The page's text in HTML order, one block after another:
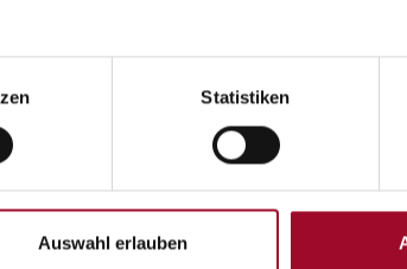
Statistiken
Auswahl erlauben